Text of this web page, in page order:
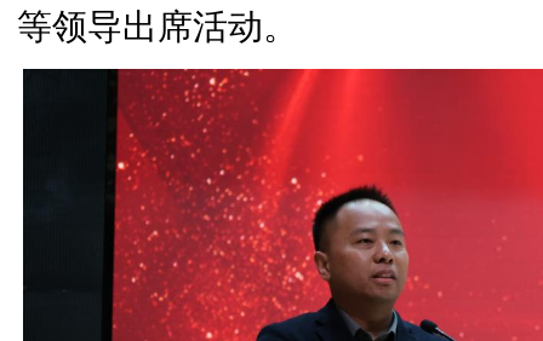
等领导出席活动。